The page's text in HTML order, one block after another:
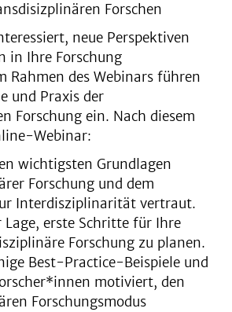
Forschen
neue Perspektiven
in Ihre Forschung
Rahmen des Webinars führen
und Praxis der
Forschung ein. Nach diesem
Webinar:
wichtigsten Grundlagen
Forschung und dem
Interdisziplinarität vertraut.
Lage, erste Schritte für Ihre
Forschung zu planen.
Best-Practice-Beispiele und
motiviert, den
Forschungsmodus